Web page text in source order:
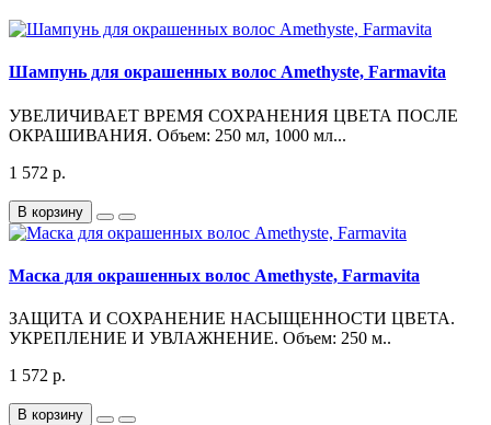
Шампунь для окрашенных волос Amethyste, Farmavita
УВЕЛИЧИВАЕТ ВРЕМЯ СОХРАНЕНИЯ ЦВЕТА ПОСЛЕ
ОКРАШИВАНИЯ. Объем: 250 мл, 1000 мл...
1 572 р.
В корзину
Маска для окрашенных волос Amethyste, Farmavita
ЗАЩИТА И СОХРАНЕНИЕ НАСЫЩЕННОСТИ ЦВЕТА.
УКРЕПЛЕНИЕ И УВЛАЖНЕНИЕ. Объем: 250 м..
1 572 р.
В корзину